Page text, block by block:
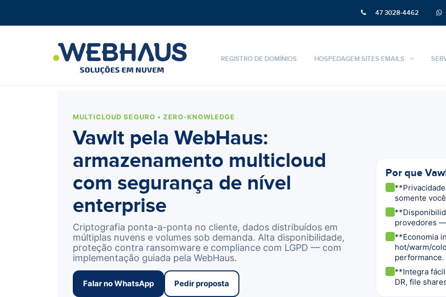
47 3028-4462
REGISTRO DE DOMÍNIOS HOSPEDAGEM SITES EMAILS
MULTICLOUD SEGURO • ZERO-KNOWLEDGE
Vawlt pela WebHaus:
armazenamento multicloud
com segurança de nível
enterprise
Criptografia ponta-a-ponta no cliente, dados distribuídos em
múltiplas nuvens e volumes sob demanda. Alta disponibilidade,
proteção contra ransomware e compliance com LGPD — com
implementação guiada pela WebHaus.
Falar no WhatsApp Pedir proposta
Por que
somente
provedores —
**Economia
hot/warm/
performance.
**Integra
DR, file